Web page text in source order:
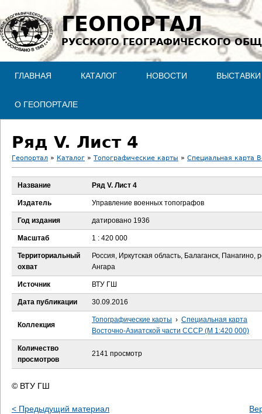
Jump to navigation
ГЕОПОРТАЛ
РУССКОГО ГЕОГРАФИЧЕСКОГО
ГЛАВНАЯ КАТАЛОГ НОВОСТИ ВЫСТАВКИ
О ГЕОПОРТАЛЕ
Ряд V. Лист 4
В
ы
д
е
с
ь
Геопортал » Каталог » Топографические карты » Специальная карта
Название Ряд V. Лист 4
Издатель Управление военных топографов
Год издания датировано 1936
Масштаб 1 : 420 000
Территориальный
охват
Россия, Иркутская область, Балаганск, Панагино,
Ангара
Источник ВТУ ГШ
Дата публикации 30.09.2016
Коллекция
Топографические карты › Специальная карта
Восточно-Азиатской части СССР (М 1:420 000)
Количество
просмотров
2141 просмотр
© ВТУ ГШ
< Предыдущий материал